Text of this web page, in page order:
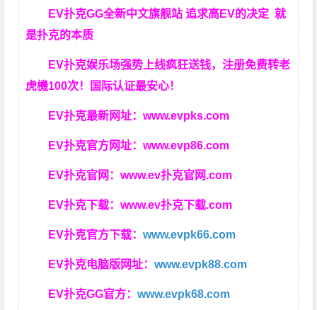
EV扑克GG全新中文旗舰站 追求高EV的决定就
是扑克的本质
EV扑克娱乐场强势上线疯狂送钱，注册免费转老
虎機100次！国际认证最安心！
EV扑克最新网址：www.evpks.com
EV扑克官方网址：www.evp86.com
EV扑克官网：www.ev扑克官网.com
EV扑克下载：www.ev扑克下载.com
EV扑克官方下载：www.evpk66.com
EV扑克电脑版网址：www.evpk88.com
EV扑克GG官方：www.evpk68.com